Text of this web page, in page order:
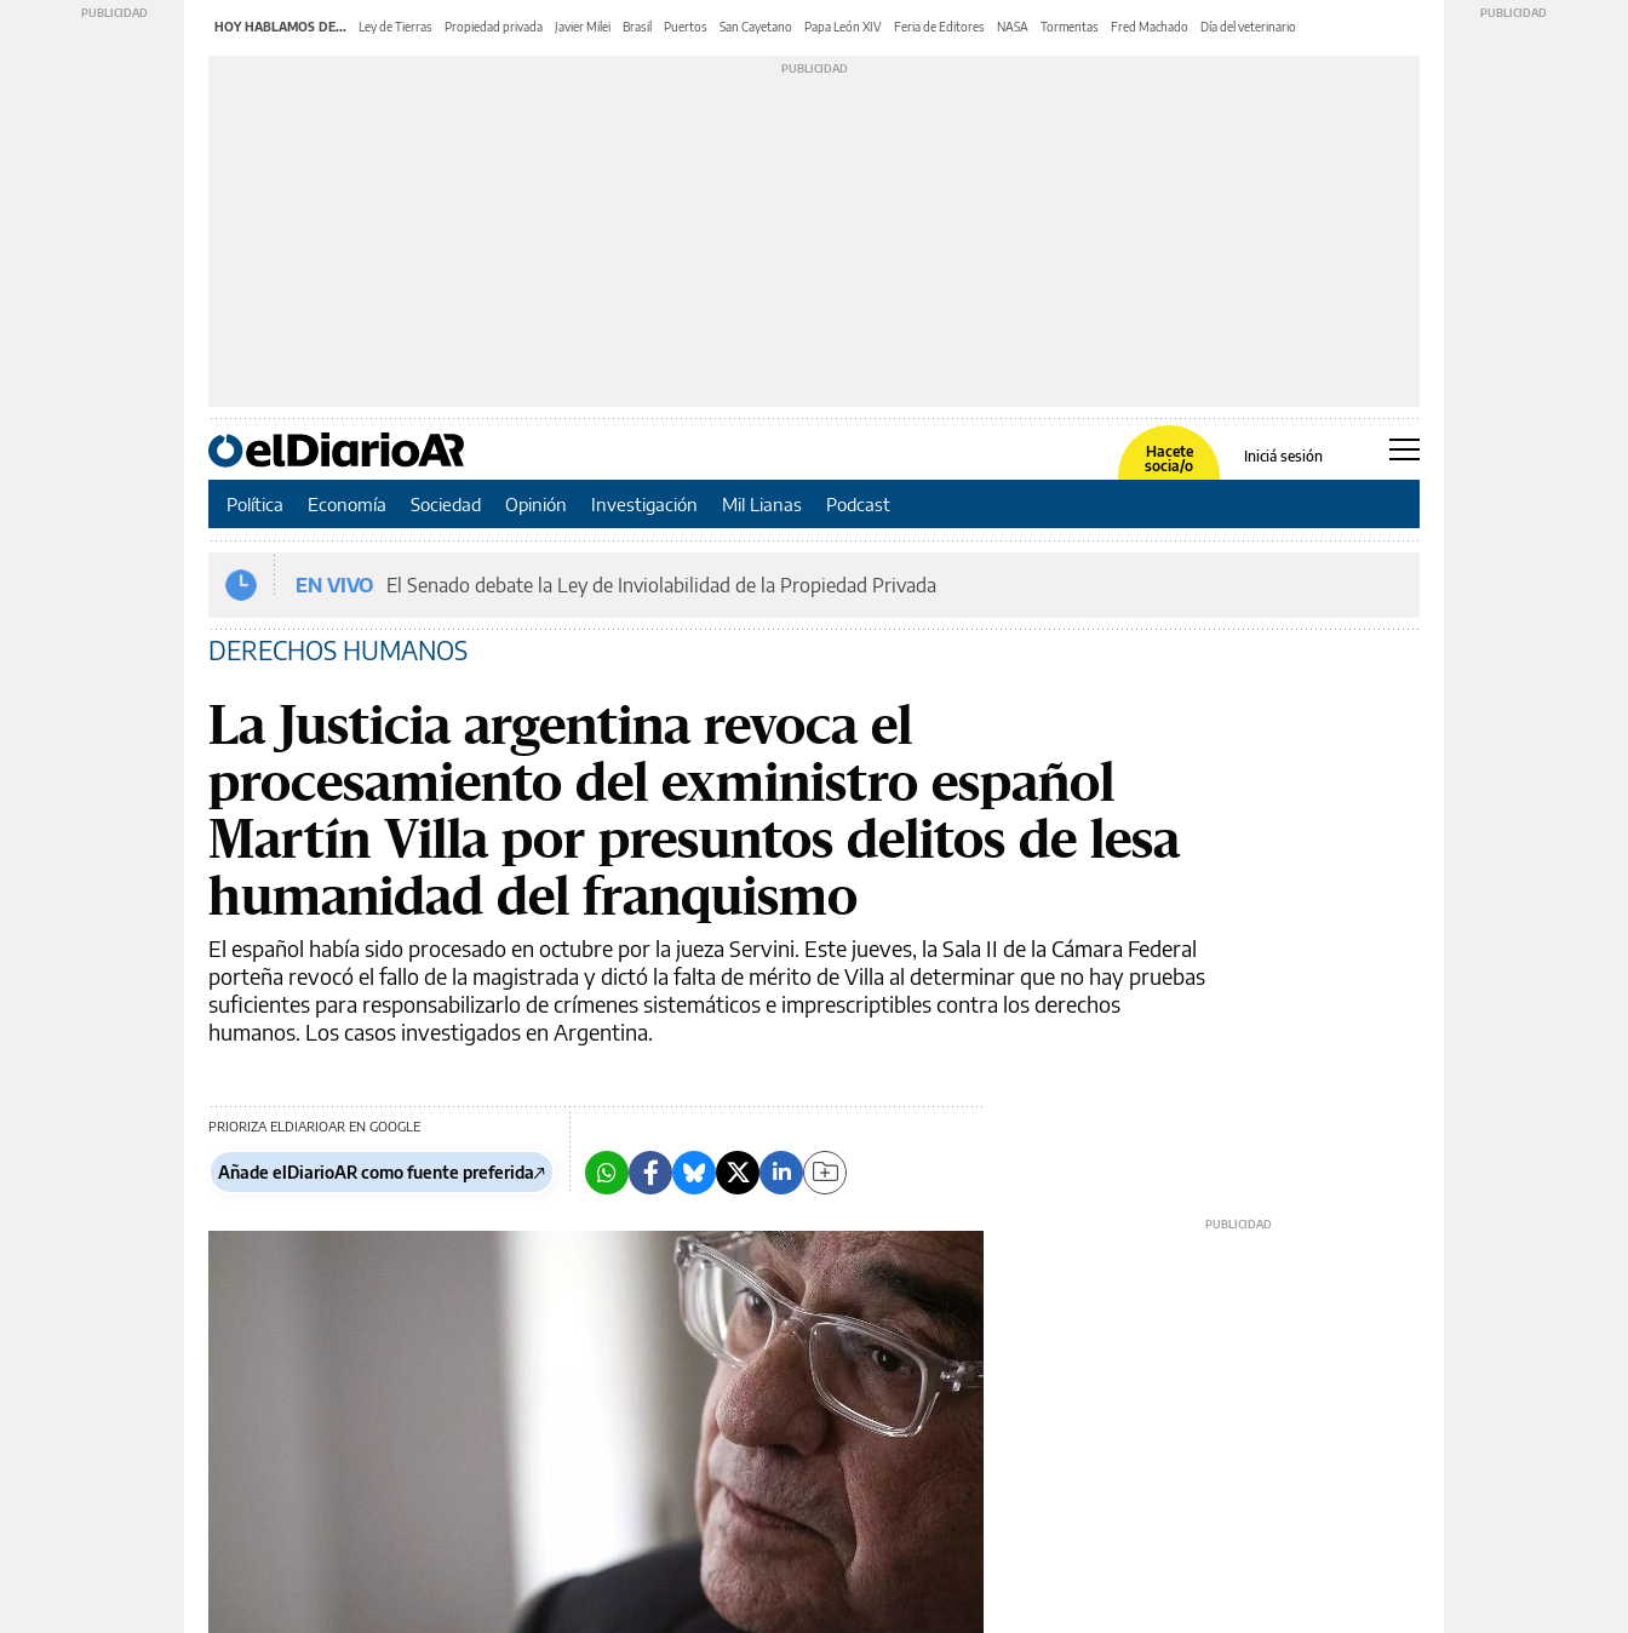
HOY HABLAMOS DE... Ley de Tierras Propiedad privada Javier Milei Brasil Puertos San Cayetano Papa León XIV Feria de Editores NASA Tormentas Fred Machado Día del veterinario
Hacete
socia/o
Iniciá sesión
Política Economía Sociedad Opinión Investigación Mil Lianas Podcast
EN VIVO El Senado debate la Ley de Inviolabilidad de la Propiedad Privada
DERECHOS HUMANOS
La Justicia argentina revoca el
procesamiento del exministro español
Martín Villa por presuntos delitos de lesa
humanidad del franquismo
El español había sido procesado en octubre por la jueza Servini. Este jueves, la Sala II de la Cámara Federal
porteña revocó el fallo de la magistrada y dictó la falta de mérito de Villa al determinar que no hay pruebas
suficientes para responsabilizarlo de crímenes sistemáticos e imprescriptibles contra los derechos
humanos. Los casos investigados en Argentina.
PRIORIZA ELDIARIOAR EN GOOGLE
Añade elDiarioAR como fuente preferida